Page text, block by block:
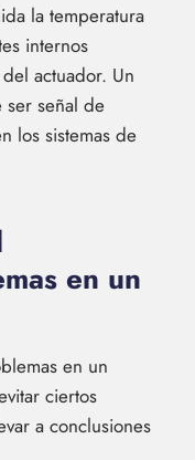
la temperatura
internos
actuador. Un
señal de
los sistemas de
en un
en un
ciertos
a conclusiones